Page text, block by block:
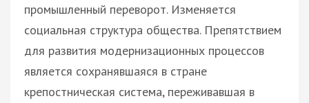
промышленный переворот. Изменяется
социальная структура общества. Препятствием
для развития модернизационных процессов
является сохранявшаяся в стране
крепостническая система, переживавшая в